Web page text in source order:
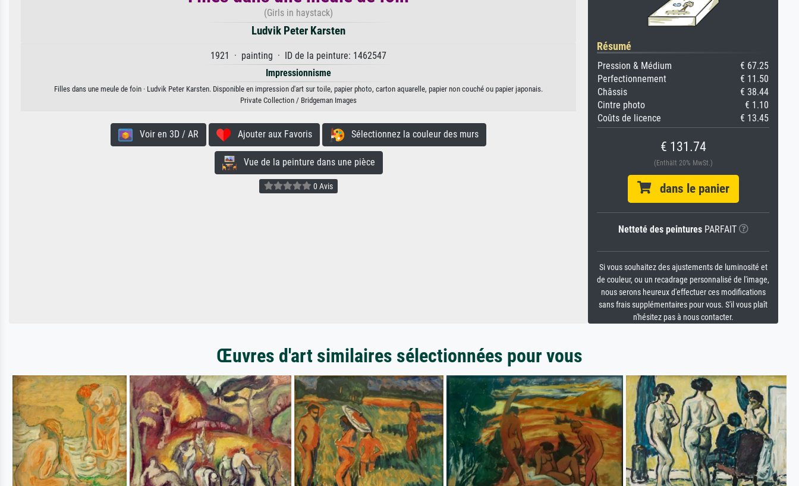
(Girls in haystack)
Ludvik Peter Karsten
1921 · painting · ID de la peinture: 1462547
Impressionnisme
Filles dans une meule de foin · Ludvik Peter Karsten. Disponible en impression d'art sur toile, papier photo, carton aquarelle, papier non couché ou papier japonais.
Private Collection / Bridgeman Images
Voir en 3D / AR Ajouter aux Favoris Sélectionnez la couleur des murs
Vue de la peinture dans une pièce
0 Avis
Résumé
Pression & Médium
€ 67.25
Perfectionnement
€ 11.50
Châssis
€ 38.44
Cintre photo
€ 1.10
Coûts de licence
€ 13.45
€ 131.74
(Enthält 20% MwSt.)
dans le panier
Netteté des peinturesPARFAIT
Si vous souhaitez des ajustements de luminosité et
de couleur, ou un recadrage personnalisé de l'image,
nous serons heureux d'effectuer ces modifications
sans frais supplémentaires pour vous. S'il vous plaît
n'hésitez pas à nous contacter.
Œuvres d'art similaires sélectionnées pour vous